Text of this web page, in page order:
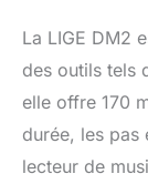
La LIGE DM2
des outils tels
elle offre 170
durée, les pas
lecteur de